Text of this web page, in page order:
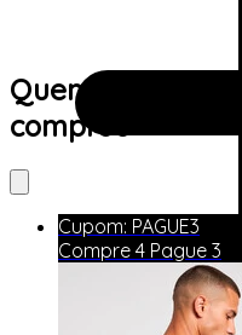
Quem viu este
comprou